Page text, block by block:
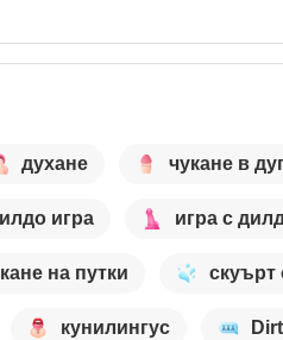
духане чукане в
игра игра с
на путки скуърт
кунилингус